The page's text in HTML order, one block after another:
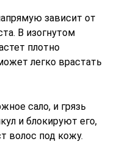
зависит от
В изогнутом
плотно
легко врастать
сало, и грязь
и блокируют его,
волос под кожу.